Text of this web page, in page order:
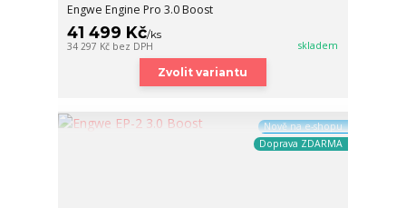
Engwe Engine Pro 3.0 Boost
41 499 Kč/ks
34 297 Kč bez DPH skladem
Zvolit variantu
Nově na e-shopu
Doprava ZDARMA